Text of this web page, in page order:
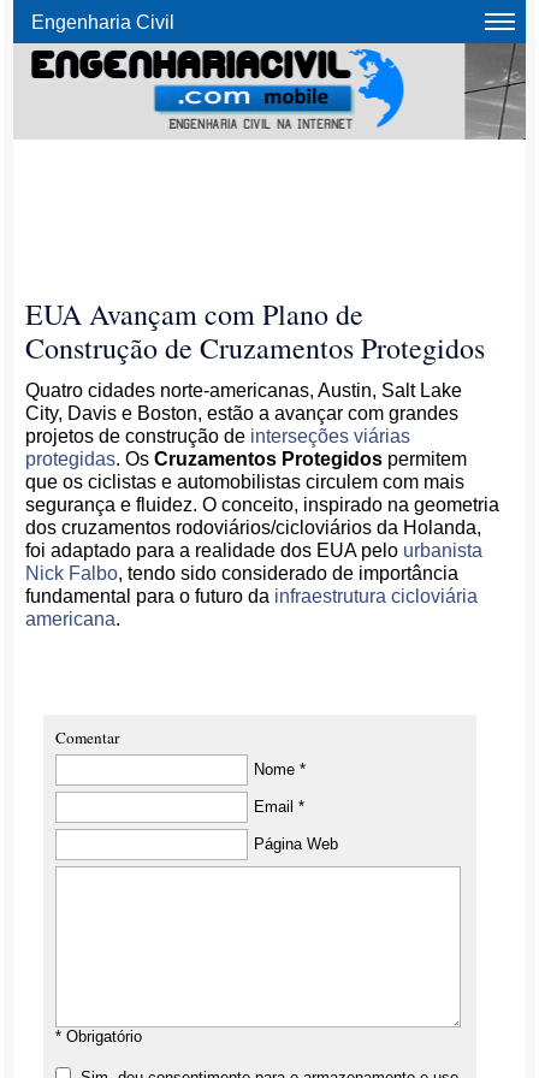
Engenharia Civil
EUA Avançam com Plano de
Construção de Cruzamentos Protegidos
Quatro cidades norte-americanas, Austin, Salt Lake
City, Davis e Boston, estão a avançar com grandes
projetos de construção de interseções viárias
protegidas. OsCruzamentos Protegidos permitem
que os ciclistas e automobilistas circulem com mais
segurança e fluidez. O conceito, inspirado na geometria
dos cruzamentos rodoviários/cicloviários da Holanda,
foi adaptado para a realidade dos EUA pelo urbanista
Nick Falbo, tendo sido considerado de importância
fundamental para o futuro da infraestrutura cicloviária
americana.
Comentar
Nome *
Email *
Página Web
* Obrigatório